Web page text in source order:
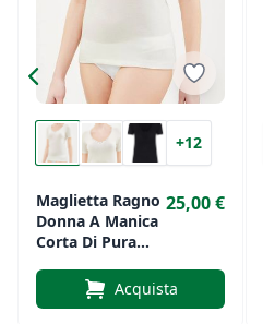
+12
Maglietta Ragno
Donna A Manica
Corta Di Pura
Art.3097
25,00 €
Acquista